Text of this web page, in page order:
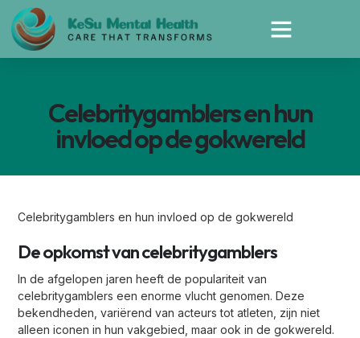
Celebritygamblers en hun
invloed op de gokwereld
Celebritygamblers en hun invloed op de gokwereld
De opkomst van celebritygamblers
In de afgelopen jaren heeft de populariteit van
celebritygamblers een enorme vlucht genomen. Deze
bekendheden, variërend van acteurs tot atleten, zijn niet
alleen iconen in hun vakgebied, maar ook in de gokwereld.